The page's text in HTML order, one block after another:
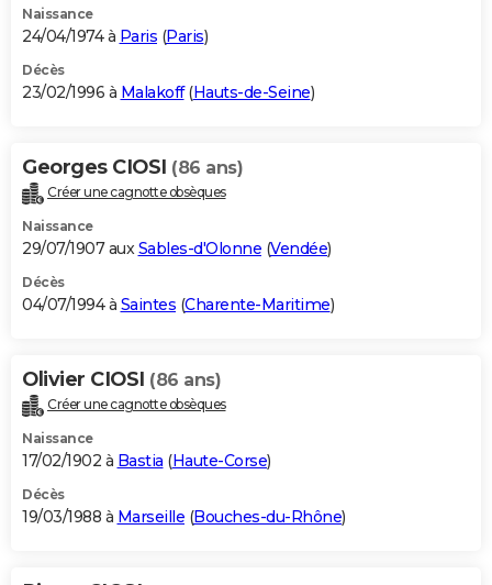
Naissance
24/04/1974 à Paris (Paris)
Décès
23/02/1996 à Malakoff(Hauts-de-Seine)
Georges CIOSI (86 ans)
Créer une cagnotte obsèques
Naissance
29/07/1907 auxSables-d'Olonne (Vendée)
Décès
04/07/1994 à Saintes (Charente-Maritime)
Olivier CIOSI (86 ans)
Créer une cagnotte obsèques
Naissance
17/02/1902 à Bastia (Haute-Corse)
Décès
19/03/1988 à Marseille (Bouches-du-Rhône)